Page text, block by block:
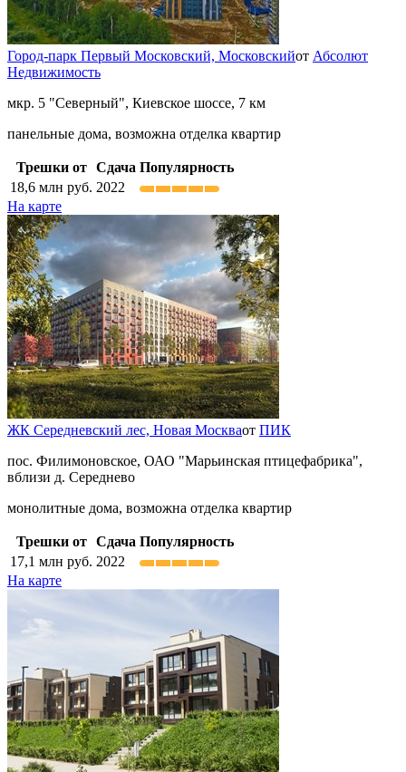
Город-парк Первый Московский, Московскийот Абсолют
Недвижимость
мкр. 5 "Северный", Киевское шоссе, 7 км
панельные дома, возможна отделка квартир
Трешки от Сдача Популярность
18,6 млн руб. 2022
На карте
ЖК Середневский лес, Новая Москваот ПИК
пос. Филимоновское, ОАО "Марьинская птицефабрика",
вблизи д. Середнево
монолитные дома, возможна отделка квартир
Трешки от Сдача Популярность
17,1 млн руб. 2022
На карте